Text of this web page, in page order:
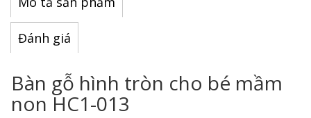
Đánh giá
Bàn gỗ hình tròn cho bé mầm
non HC1-013